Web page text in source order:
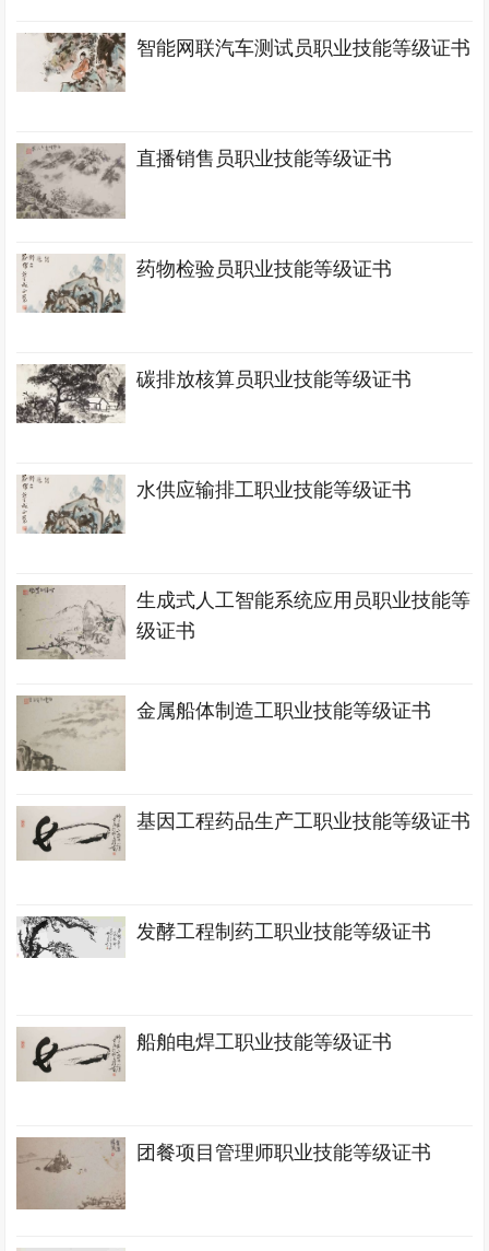
智能网联汽车测试员职业技能等级证书
直播销售员职业技能等级证书
药物检验员职业技能等级证书
碳排放核算员职业技能等级证书
水供应输排工职业技能等级证书
生成式人工智能系统应用员职业技能等
级证书
金属船体制造工职业技能等级证书
基因工程药品生产工职业技能等级证书
发酵工程制药工职业技能等级证书
船舶电焊工职业技能等级证书
团餐项目管理师职业技能等级证书